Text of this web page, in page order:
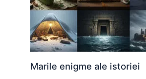
Marile enigme ale istoriei